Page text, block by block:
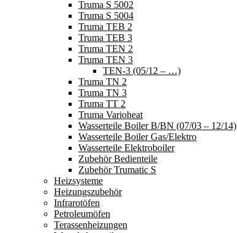
Truma S 5002
Truma S 5004
Truma TEB 2
Truma TEB 3
Truma TEN 2
Truma TEN 3
TEN-3 (05/12 – …)
Truma TN 2
Truma TN 3
Truma TT 2
Truma Varioheat
Wasserteile Boiler B/BN (07/03 – 12/14)
Wasserteile Boiler Gas/Elektro
Wasserteile Elektroboiler
Zubehör Bedienteile
Zubehör Trumatic S
Heizsysteme
Heizungszubehör
Infrarotöfen
Petroleumöfen
Terassenheizungen